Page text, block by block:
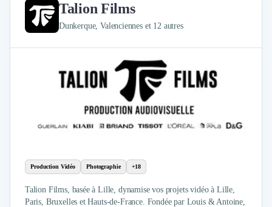
Design Industriel
Packaging & Emballages
Maintenance et Infogérance
Graphisme & Illustration
Recherche Utilisateur
Développement Logiciel
Création de Site Internet
Développement d'Application Mobile
Talion Films
Dunkerque, Valenciennes et 12 autres
Production Vidéo Photographie +18
Talion Films, basée à Lille, dynamise vos projets vidéo à Lille,
Paris, Bruxelles et Hauts-de-France. Fondée par Louis & Antoine,